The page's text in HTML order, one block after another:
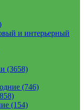
и интерьерный
(3658)
(746)
(154)